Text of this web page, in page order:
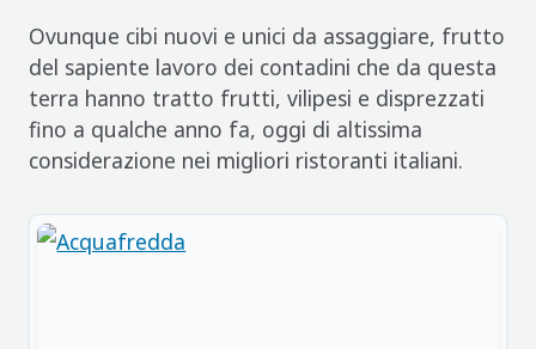
Ovunque cibi nuovi e unici da assaggiare, frutto
del sapiente lavoro dei contadini che da questa
terra hanno tratto frutti, vilipesi e disprezzati
fino a qualche anno fa, oggi di altissima
considerazione nei migliori ristoranti italiani.